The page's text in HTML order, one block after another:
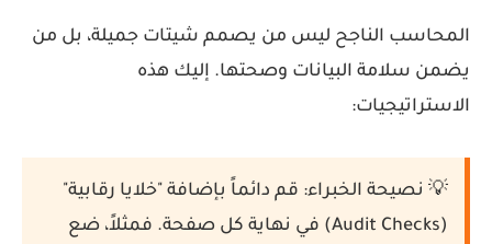
المحاسب الناجح ليس من يصمم شيتات جميلة، بل من
يضمن سلامة البيانات وصحتها. إليك هذه
الاستراتيجيات:
💡 نصيحة الخبراء: قم دائماً بإضافة "خلايا رقابية"
(Audit Checks) في نهاية كل صفحة. فمثلاً، ضع